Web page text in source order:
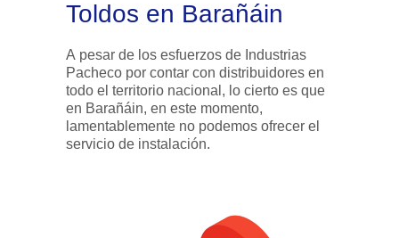
Toldos en Barañáin
A pesar de los esfuerzos de Industrias
Pacheco por contar con distribuidores en
todo el territorio nacional, lo cierto es que
en Barañáin, en este momento,
lamentablemente no podemos ofrecer el
servicio de instalación.